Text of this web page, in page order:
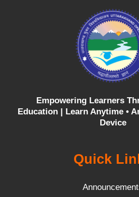
Empowering Learners
Education | Learn Anytime •
Device
Quick